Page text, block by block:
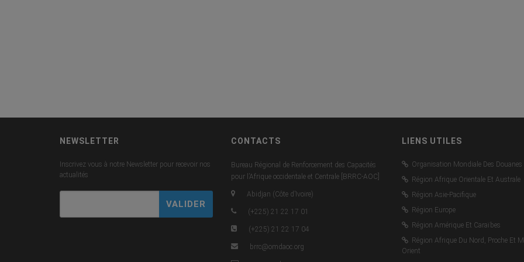
NEWSLETTER
Inscrivez vous à notre Newsletter pour recevoir nos
actualités
CONTACTS
Bureau Régional de Renforcement des Capacités
pour l’Afrique occidentale et Centrale [BRRC-AOC]
Abidjan (Côte d’Ivoire)
(+225) 21 22 17 01
(+225) 21 22 17 04
brrc@omdaoc.org
LIENS UTILES
Organisation Mondiale Des Douanes
Région Afrique Orientale Et Australe
Région Asie-Pacifique
Région Europe
Région Amérique Et Caraïbes
Région Afrique Du Nord, Proche Et
Orient